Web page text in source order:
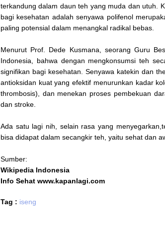
terkandung dalam daun teh yang muda dan utuh.
bagi kesehatan adalah senyawa polifenol
paling potensial dalam menangkal radikal bebas.
Menurut Prof. Dede Kusmana, seorang Guru
Indonesia, bahwa dengan mengkonsumsi teh
signifikan bagi kesehatan. Senyawa katekin dan
antioksidan kuat yang efektif menurunkan kadar
thrombosis), dan menekan proses pembekuan
dan stroke.
Ada satu lagi nih, selain rasa yang
bisa didapat dalam secangkir teh, yaitu sehat dan
Sumber:
Wikipedia Indonesia
Info Sehat www.kapanlagi.com
Tag : iseng